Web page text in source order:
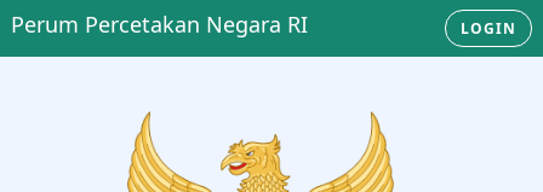
Perum Percetakan Negara RI LOGIN